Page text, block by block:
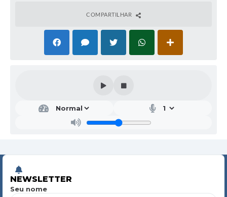
COMPARTILHAR
NEWSLETTER
Seu nome